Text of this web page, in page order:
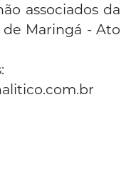
associados da
de Maringá - Ato